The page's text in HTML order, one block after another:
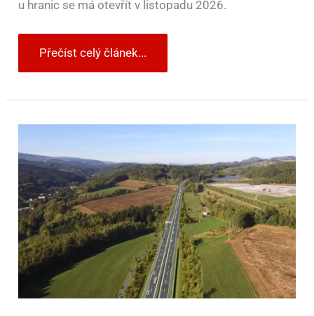
u hranic se má otevřít v listopadu 2026.
Přečíst celý článek...
Ministr
z
Prahy
dojedeme
k
polskému
Baltu
po
dálnici
nejpozději
na
podzim
2029